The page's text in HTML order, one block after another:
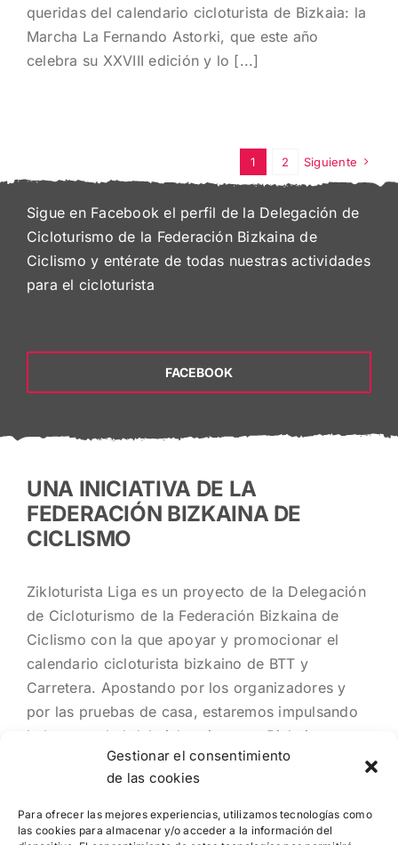
Gestionar el consentimiento
de las cookies
Para ofrecer las mejores experiencias, utilizamos tecnologías como
las cookies para almacenar y/o acceder a la información del
queridas del calendario cicloturista de Bizkaia: la
Marcha La Fernando Astorki, que este año
celebra su XXVIII edición y lo [...]
1 2 Siguiente
Sigue en Facebook el perfil de la Delegación de
Cicloturismo de la Federación Bizkaina de
Ciclismo y entérate de todas nuestras actividades
para el cicloturista
FACEBOOK
UNA INICIATIVA DE LA
FEDERACIÓN BIZKAINA DE
CICLISMO
Zikloturista Liga es un proyecto de la Delegación
de Cicloturismo de la Federación Bizkaina de
Ciclismo con la que apoyar y promocionar el
calendario cicloturista bizkaino de BTT y
Carretera. Apostando por los organizadores y
por las pruebas de casa, estaremos impulsando
la buena salud del cicloturismo en Bizkaia